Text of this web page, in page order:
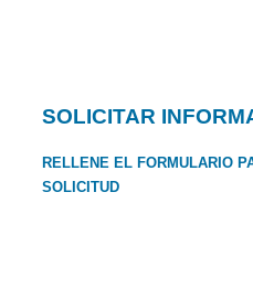
SOLICITAR
RELLENE EL FORMULARIO
SOLICITUD